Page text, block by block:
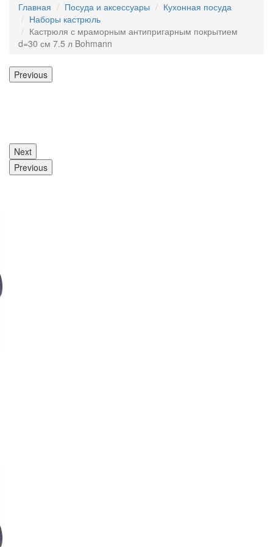
Главная
Посуда и аксессуары
Кухонная посуда
Наборы кастрюль
Кастрюля с мраморным антипригарным покрытием
d=30 см 7.5 л Bohmann
Previous
Next
Previous